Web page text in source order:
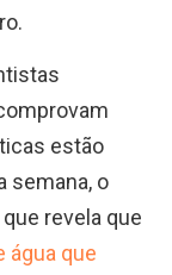
estão
semana, o
revela que
água que